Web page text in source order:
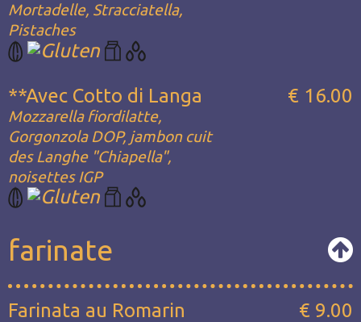
Mortadelle, Stracciatella,
Pistaches
**Avec Cotto di Langa
Mozzarella fiordilatte,
Gorgonzola DOP, jambon cuit
des Langhe "Chiapella",
noisettes IGP
€ 16.00
farinate
Farinata au Romarin
€ 9.00